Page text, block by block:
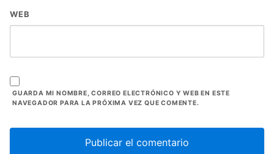
WEB
GUARDA MI NOMBRE, CORREO ELECTRÓNICO Y WEB EN ESTE
NAVEGADOR PARA LA PRÓXIMA VEZ QUE COMENTE.